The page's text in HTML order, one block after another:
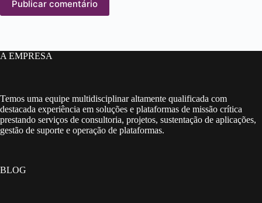
Publicar comentário
A EMPRESA
Temos uma equipe multidisciplinar altamente qualificada com
destacada experiência em soluções e plataformas de missão crítica
prestando serviços de consultoria, projetos, sustentação de aplicações,
gestão de suporte e operação de plataformas.
BLOG